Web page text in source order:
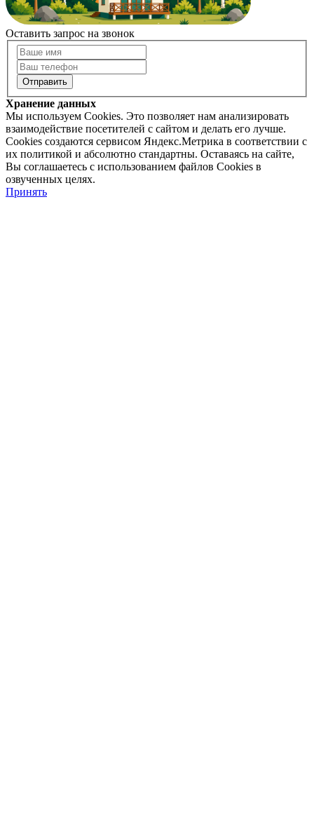
Оставить запрос на звонок
Хранение данных
Мы используем Cookies. Это позволяет нам анализировать
взаимодействие посетителей с сайтом и делать его лучше.
Cookies создаются сервисом Яндекс.Метрика в соответствии с
их политикой и абсолютно стандартны. Оставаясь на сайте,
Вы соглашаетесь с использованием файлов Cookies в
озвученных целях.
Принять